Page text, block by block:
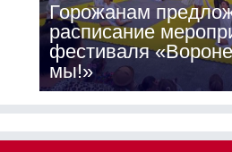
Горожанам
расписание
фестиваля
мы!»